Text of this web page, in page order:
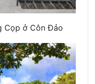
Cọp ở Côn Đảo